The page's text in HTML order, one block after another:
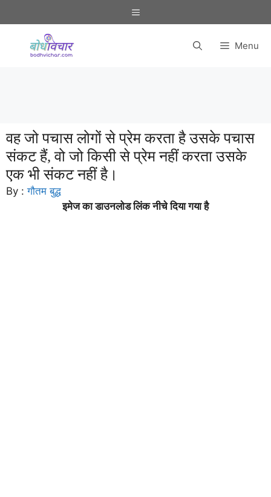
to
Menu
Menu
वह जो पचास लोगों से प्रेम करता है उसके पचास
संकट हैं, वो जो किसी से प्रेम नहीं करता उसके
एक भी संकट नहीं है।
By :गौतम बुद्ध
इमेज का डाउनलोड लिंक नीचे दिया गया है